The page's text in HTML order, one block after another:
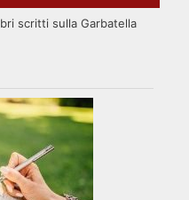
scritti sulla Garbatella